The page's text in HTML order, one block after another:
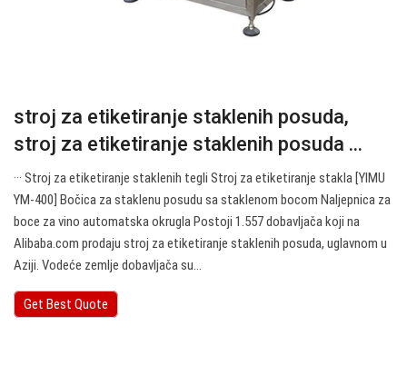
stroj za etiketiranje staklenih posuda,
stroj za etiketiranje staklenih posuda ...
··· Stroj za etiketiranje staklenih tegli Stroj za etiketiranje stakla [YIMU
YM-400] Bočica za staklenu posudu sa staklenom bocom Naljepnica za
boce za vino automatska okrugla Postoji 1.557 dobavljača koji na
Alibaba.com prodaju stroj za etiketiranje staklenih posuda, uglavnom u
Aziji. Vodeće zemlje dobavljača su…
Get Best Quote